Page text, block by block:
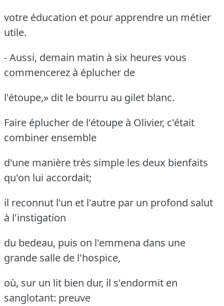
votre éducation et pour apprendre un métier
utile.
- Aussi, demain matin à six heures vous
commencerez à éplucher de
l'étoupe,» dit le bourru au gilet blanc.
Faire éplucher de l'étoupe à Olivier, c'était
combiner ensemble
d'une manière très simple les deux bienfaits
qu'on lui accordait;
il reconnut l'un et l'autre par un profond salut
à l'instigation
du bedeau, puis on l'emmena dans une
grande salle de l'hospice,
où, sur un lit bien dur, il s'endormit en
sanglotant: preuve